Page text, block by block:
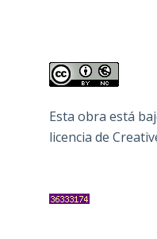
Esta obra está
licencia de